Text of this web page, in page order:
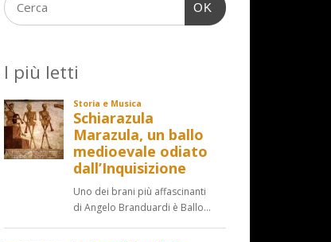
OK
I più letti